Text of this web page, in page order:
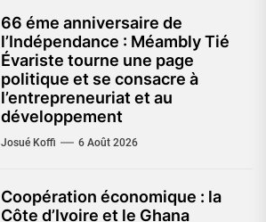
66 éme anniversaire de
l’Indépendance : Méambly Tié
Évariste tourne une page
politique et se consacre à
l’entrepreneuriat et au
développement
Josué Koffi 6 Août 2026
Coopération économique : la
Côte d’Ivoire et le Ghana